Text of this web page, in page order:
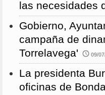
las necesidades
Gobierno,
campaña de
Torrelavega'
09/
La presidenta
oficinas de